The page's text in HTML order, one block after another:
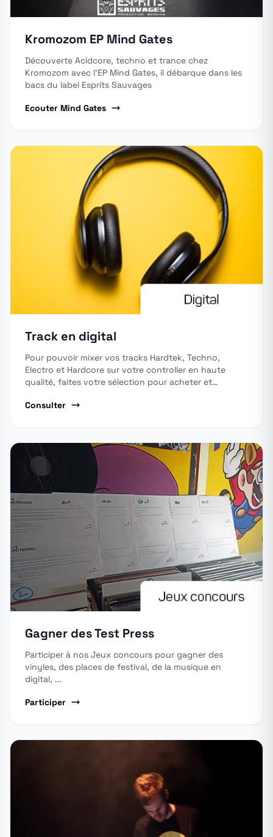
Kromozom EP Mind Gates
Découverte Acidcore, techno et trance chez
Kromozom avec l'EP Mind Gates, il débarque dans les
bacs du label Esprits Sauvages
Ecouter Mind Gates
Track en digital
Pour pouvoir mixer vos tracks Hardtek, Techno,
Electro et Hardcore sur votre controller en haute
qualité, faites votre sélection pour acheter et
Consulter
Gagner des Test Press
Participer à nos Jeux concours pour gagner des
vinyles, des places de festival, de la musique en
digital, ...
Participer